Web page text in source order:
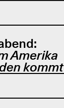
Amerika
kommt